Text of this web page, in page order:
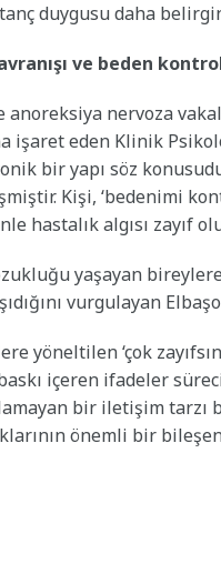
duygusu daha
ve beden
anoreksiya nervoza
işaret eden Klinik
bir yapı söz
Kişi, ‘bedenimi
hastalık algısı zayıf
yaşayan
vurgulayan
yöneltilen ‘çok
içeren ifadeler
bir iletişim tarzı
önemli bir